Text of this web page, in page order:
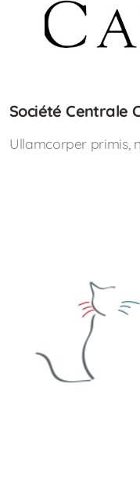
Société Centrale
Ullamcorper primis,